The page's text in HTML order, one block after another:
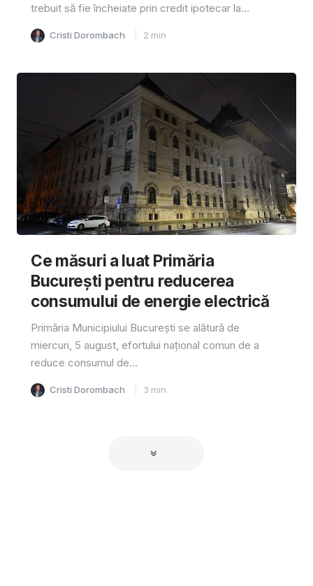
trebuit să fie încheiate prin credit ipotecar la...
Cristi Dorombach 2 min
Ce măsuri a luat Primăria
București pentru reducerea
consumului de energie electrică
Primăria Municipiului București se alătură de
miercuri, 5 august, efortului național comun de a
reduce consumul de...
Cristi Dorombach 3 min